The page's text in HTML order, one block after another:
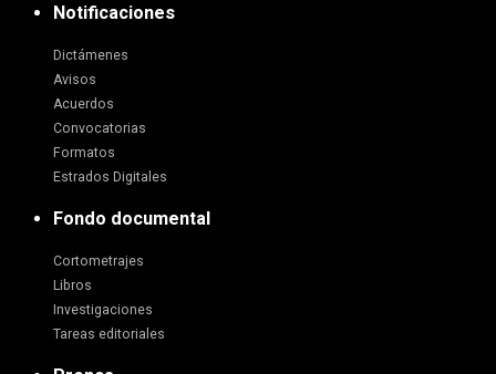
Notificaciones
Dictámenes
Avisos
Acuerdos
Convocatorias
Formatos
Estrados Digitales
Fondo documental
Cortometrajes
Libros
Investigaciones
Tareas editoriales